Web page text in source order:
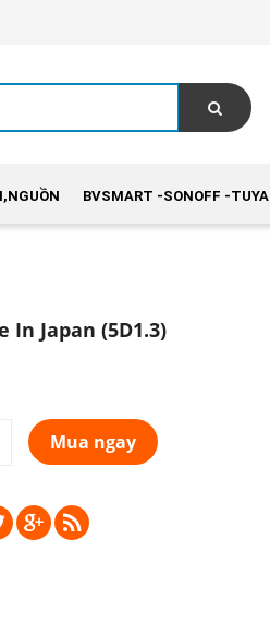
BVSMART -SONOFF -TUYA
In Japan (5D1.3)
Mua ngay